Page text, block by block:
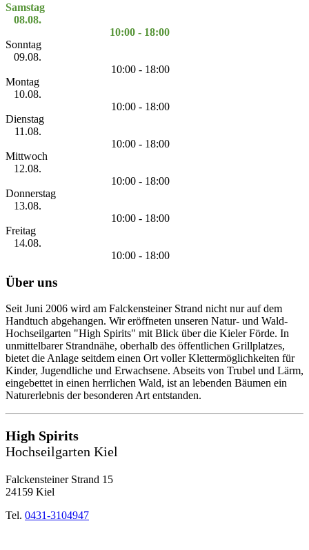
Samstag
08.08.
10:00 - 18:00
Sonntag
09.08.
10:00 - 18:00
Montag
10.08.
10:00 - 18:00
Dienstag
11.08.
10:00 - 18:00
Mittwoch
12.08.
10:00 - 18:00
Donnerstag
13.08.
10:00 - 18:00
Freitag
14.08.
10:00 - 18:00
Über uns
Seit Juni 2006 wird am Falckensteiner Strand nicht nur auf dem
Handtuch abgehangen. Wir eröffneten unseren Natur- und Wald-
Hochseilgarten "High Spirits" mit Blick über die Kieler Förde. In
unmittelbarer Strandnähe, oberhalb des öffentlichen Grillplatzes,
bietet die Anlage seitdem einen Ort voller Klettermöglichkeiten für
Kinder, Jugendliche und Erwachsene. Abseits von Trubel und Lärm,
eingebettet in einen herrlichen Wald, ist an lebenden Bäumen ein
Naturerlebnis der besonderen Art entstanden.
High Spirits
Hochseilgarten Kiel
Falckensteiner Strand 15
24159 Kiel
Tel. 0431-3104947